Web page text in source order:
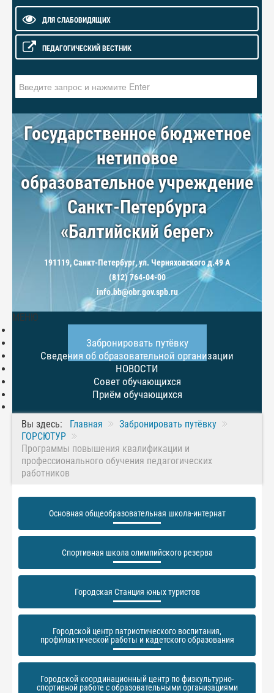
ДЛЯ СЛАБОВИДЯЩИХ
ПЕДАГОГИЧЕСКИЙ ВЕСТНИК
Государственное бюджетное
нетиповое
образовательное учреждение
Санкт-Петербурга
«Балтийский берег»
191119, Санкт-Петербург, ул. Черняховского д.49 А
(812) 764-04-00
info.bb@obr.gov.spb.ru
МЕНЮ
Забронировать путёвку
Сведения об образовательной организации
НОВОСТИ
Совет обучающихся
Приём обучающихся
Вы здесь: Главная
Забронировать путёвку
ГОРСЮТУР
Программы повышения квалификации и
профессионального обучения педагогических
работников
Основная общеобразовательная школа-интернат
Спортивная школа олимпийского резерва
Городская Станция юных туристов
Городской центр патриотического воспитания,
профилактической работы и кадетского образования
Городской координационный центр по физкультурно-
спортивной работе с образовательными организациями